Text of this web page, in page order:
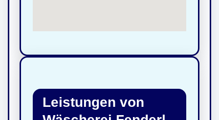
Leistungen von